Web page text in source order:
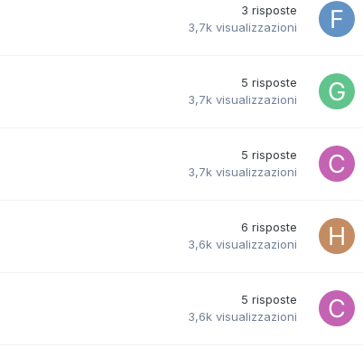
3 risposte
3,7k visualizzazioni
5 risposte
3,7k visualizzazioni
5 risposte
3,7k visualizzazioni
6 risposte
3,6k visualizzazioni
5 risposte
3,6k visualizzazioni